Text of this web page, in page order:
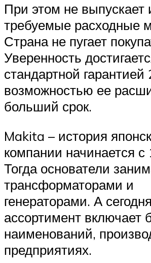
При этом не выпускает
требуемые расходные
Страна не пугает
Уверенность
стандартной
возможностью ее
больший срок.
Makita – история
компании начинается с
Тогда основатели
трансформаторами и
генераторами. А сегодня
ассортимент включает
наименований,
предприятиях.